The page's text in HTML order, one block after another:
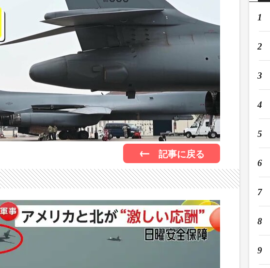
記事に戻る